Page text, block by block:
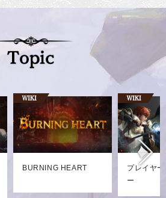
BURNING HEART
プレイヤ
ー